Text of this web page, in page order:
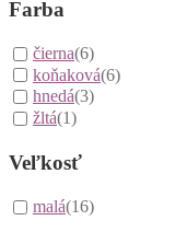
Farba
čierna(6)
koňaková(6)
hnedá(3)
žltá(1)
Veľkosť
malá(16)